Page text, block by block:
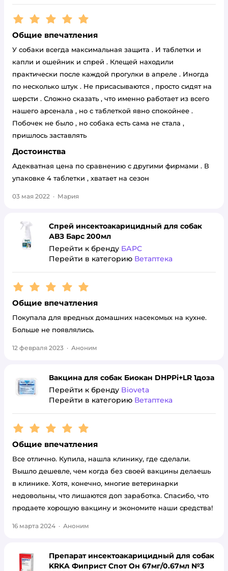
Рейтинг:5
Общие впечатления
У собаки всегда максимальная защита . И таблетки и
капли и ошейник и спрей . Клещей находили
практически после каждой прогулки в апреле . Иногда
по несколько штук . Не присасываются , просто сидят на
шерсти . Сложно сказать , что именно работает из всего
нашего арсенала , но с таблеткой явно спокойнее .
Побочек не было , но собака есть сама не стала ,
пришлось заставлять
Достоинства
Адекватная цена по сравнению с другими фирмами . В
упаковке 4 таблетки , хватает на сезон
03 мая 2022 · Мария
Спрей инсектоакарицидный для собак
АВЗ Барс 200мл
Перейти к бренду БАРС
Перейти в категорию Ветаптека
Рейтинг:5
Общие впечатления
Покупала для вредных домашних насекомых на кухне.
Больше не появлялись.
12 февраля 2023 · Аноним
Вакцина для собак Биокан DHPPi+LR 1доза
Перейти к бренду Bioveta
Перейти в категорию Ветаптека
Рейтинг:5
Общие впечатления
Все отлично. Купила, нашла клинику, где сделали.
Вышло дешевле, чем когда без своей вакцины делаешь
в клинике. Хотя, конечно, многие ветеринарки
недовольны, что лишаются доп заработка. Спасибо, что
продаете хорошую вакцину и экономите наши средства!
16 марта 2024 · Аноним
Препарат инсектоакарицидный для собак
KRKA Фиприст Спот Он 67мг/0.67мл №3